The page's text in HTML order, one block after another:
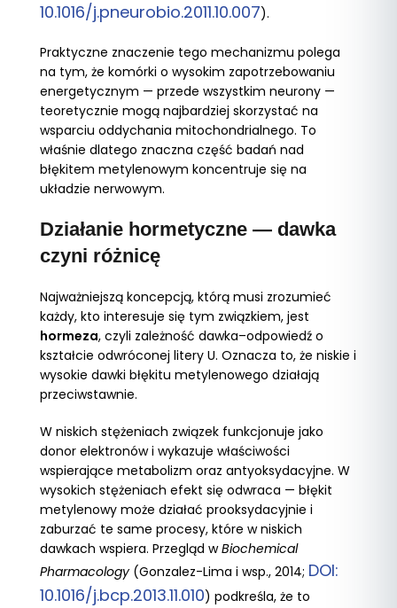
10.1016/j.pneurobio.2011.10.007).
Praktyczne znaczenie tego mechanizmu polega
na tym, że komórki o wysokim zapotrzebowaniu
energetycznym — przede wszystkim neurony —
teoretycznie mogą najbardziej skorzystać na
wsparciu oddychania mitochondrialnego. To
właśnie dlatego znaczna część badań nad
błękitem metylenowym koncentruje się na
układzie nerwowym.
Działanie hormetyczne — dawka
czyni różnicę
Najważniejszą koncepcją, którą musi zrozumieć
każdy, kto interesuje się tym związkiem, jest
hormeza, czyli zależność dawka–odpowiedź o
kształcie odwróconej litery U. Oznacza to, że niskie i
wysokie dawki błękitu metylenowego działają
przeciwstawnie.
W niskich stężeniach związek funkcjonuje jako
donor elektronów i wykazuje właściwości
wspierające metabolizm oraz antyoksydacyjne. W
wysokich stężeniach efekt się odwraca — błękit
metylenowy może działać prooksydacyjnie i
zaburzać te same procesy, które w niskich
dawkach wspiera. Przegląd wBiochemical
Pharmacology(Gonzalez-Lima i wsp., 2014; DOI:
10.1016/j.bcp.2013.11.010) podkreśla, że to